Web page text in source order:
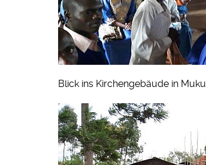
Blick ins Kirchengebäude in Muku